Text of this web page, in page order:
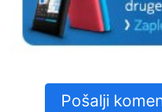
Pošalji